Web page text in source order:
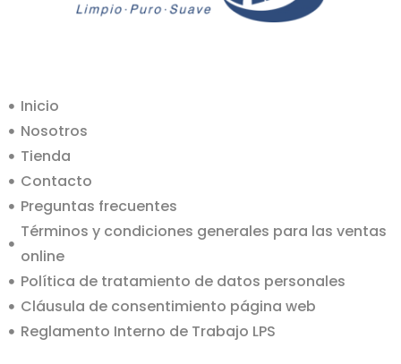
Inicio
Nosotros
Tienda
Contacto
Preguntas frecuentes
Términos y condiciones generales para las ventas
online
Política de tratamiento de datos personales
Cláusula de consentimiento página web
Reglamento Interno de Trabajo LPS